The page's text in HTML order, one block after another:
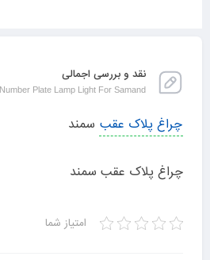
نقد و بررسی اجمالی
Number Plate Lamp Light For Samand
چراغ پلاک عقب سمند
چراغ پلاک عقب سمند
امتیاز شما